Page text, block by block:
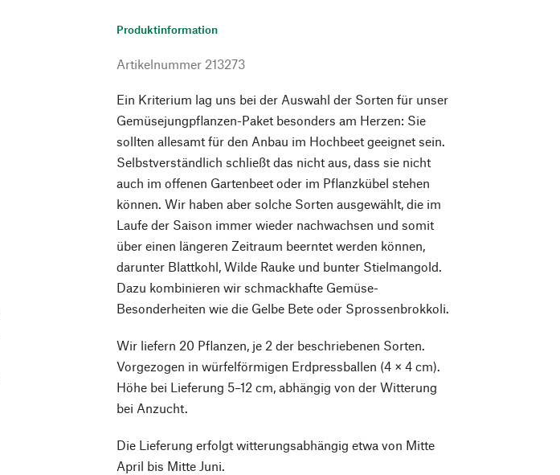
Produktinformation
Artikelnummer 213273
Ein Kriterium lag uns bei der Auswahl der Sorten für unser
Gemüsejungpflanzen-Paket besonders am Herzen: Sie
sollten allesamt für den Anbau im Hochbeet geeignet sein.
Selbstverständlich schließt das nicht aus, dass sie nicht
auch im offenen Gartenbeet oder im Pflanzkübel stehen
können. Wir haben aber solche Sorten ausgewählt, die im
Laufe der Saison immer wieder nachwachsen und somit
über einen längeren Zeitraum beerntet werden können,
darunter Blattkohl, Wilde Rauke und bunter Stielmangold.
Dazu kombinieren wir schmackhafte Gemüse-
Besonderheiten wie die Gelbe Bete oder Sprossenbrokkoli.
Wir liefern 20 Pflanzen, je 2 der beschriebenen Sorten.
Vorgezogen in würfelförmigen Erdpressballen (4 × 4 cm).
Höhe bei Lieferung 5–12 cm, abhängig von der Witterung
bei Anzucht.
Die Lieferung erfolgt witterungsabhängig etwa von Mitte
April bis Mitte Juni.